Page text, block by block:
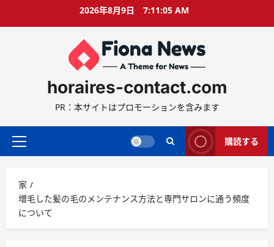
2026年8月9日 7:11:06 AM
horaires-contact.com
PR：本サイトはプロモーションを含みます
プ
マ
リ
ー
メ
購読する
家
増毛した髪の毛のメンテナンス方法と専門サロンに通う頻度
について